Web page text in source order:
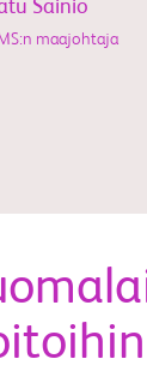
Sainio
maajohtaja